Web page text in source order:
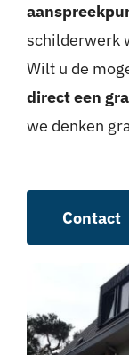
schilderwerk
Wilt u de
direct een
we denken
Contact